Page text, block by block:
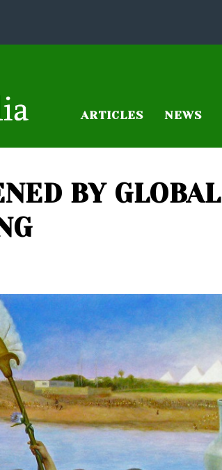
ARTICLES NEWS
BY GLOBAL